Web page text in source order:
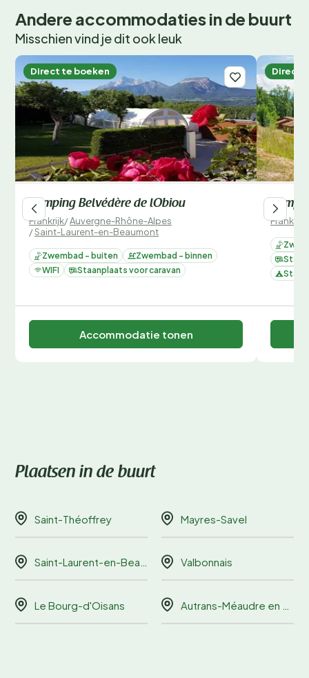
Wil jij wakker worden met het geluid van fluitende
vogels en de geur van verse broodjes? Boek nu jouw
plek bij Flower Camping Ser Sirant en beleef een
onvergetelijke kampeervakantie! Wees er snel bij, want
de populaire periodes zijn snel volgeboekt.
Andere accommodaties in de buurt
Misschien vind je dit ook leuk
Direct te boeken
Camping Belvédère de lObiou
Frankrijk/Auvergne-Rhône-Alpes
/Saint-Laurent-en-Beaumont
Zwembad - buiten
Zwembad - binnen
WIFI
Staanplaats voor caravan
Accommodatie tonen
Direct
Frankrijk
Plaatsen in de buurt
Saint-Théoffrey Mayres-Savel
Saint-Laurent-en-Beaumont Valbonnais
Le Bourg-d'Oisans Autrans-Méaudre en Vercors